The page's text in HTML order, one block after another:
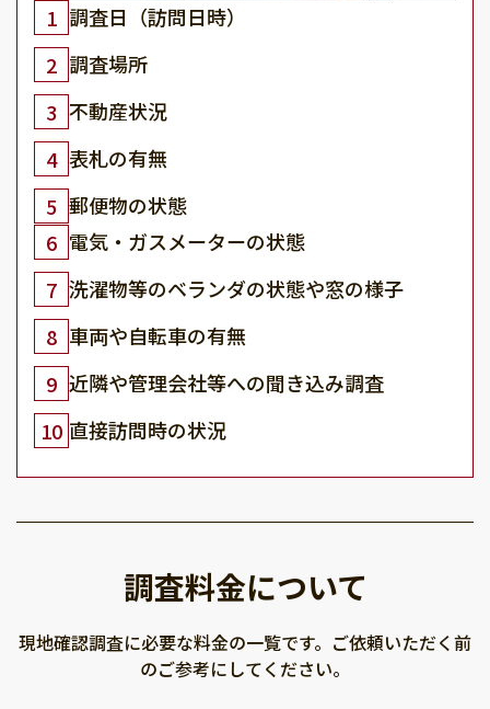
1 調査日（訪問日時）
2 調査場所
3 不動産状況
4 表札の有無
5 郵便物の状態
6 電気・ガスメーターの状態
7 洗濯物等のベランダの状態や窓の様子
8 車両や自転車の有無
9 近隣や管理会社等への聞き込み調査
10 直接訪問時の状況
調査料金について
現地確認調査に必要な料金の一覧です。ご依頼いただく前
のご参考にしてください。